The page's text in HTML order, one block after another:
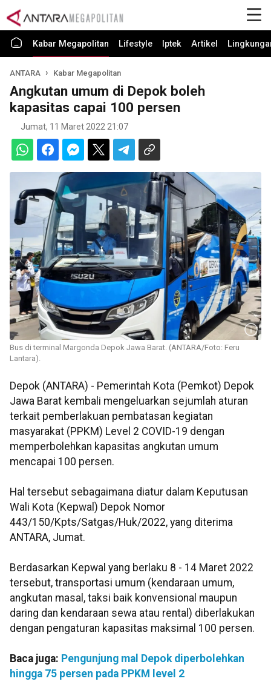
Kabar Megapolitan Lifestyle Iptek Artikel
ANTARA Kabar Megapolitan
Angkutan umum di Depok boleh
kapasitas capai 100 persen
Jumat, 11 Maret 2022 21:07
Bus di terminal Margonda Depok Jawa Barat. (ANTARA/Foto: Feru
Lantara).
Depok (ANTARA) - Pemerintah Kota (Pemkot) Depok
Jawa Barat kembali mengeluarkan sejumlah aturan
terkait pemberlakuan pembatasan kegiatan
masyarakat (PPKM) Level 2 COVID-19 dengan
memperbolehkan kapasitas angkutan umum
mencapai 100 persen.
Hal tersebut sebagaimana diatur dalam Keputusan
Wali Kota (Kepwal) Depok Nomor
443/150/Kpts/Satgas/Huk/2022, yang diterima
ANTARA, Jumat.
Berdasarkan Kepwal yang berlaku 8 - 14 Maret 2022
tersebut, transportasi umum (kendaraan umum,
angkutan masal, taksi baik konvensional maupun
daring dan kendaraan sewa atau rental) diberlakukan
dengan pengaturan kapasitas maksimal 100 persen.
Baca juga: Pengunjung mal Depok diperbolehkan
hingga 75 persen pada PPKM level 2